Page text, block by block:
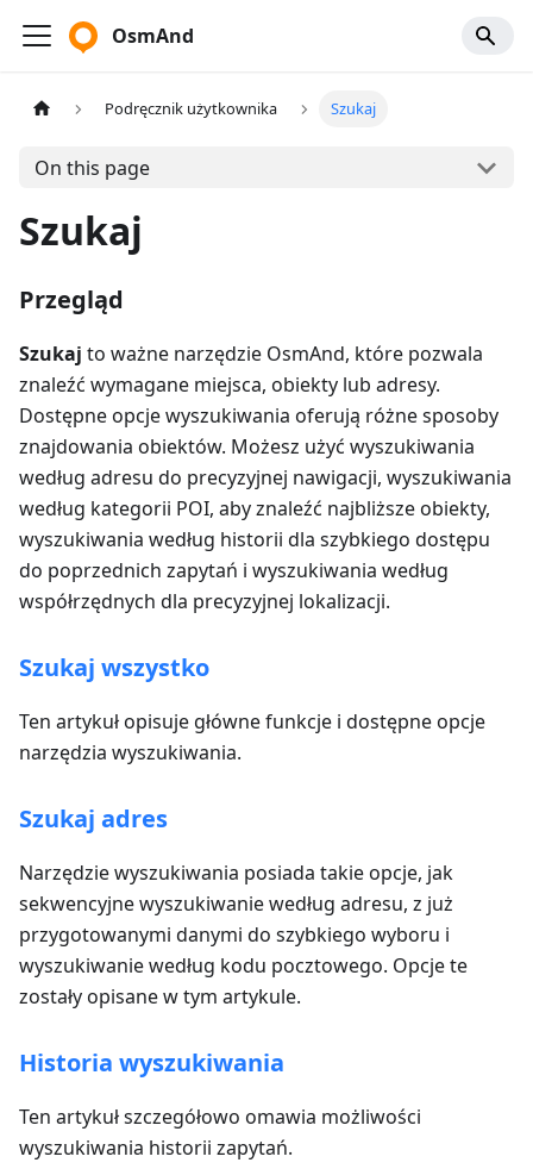
OsmAnd
Podręcznik użytkownika Szukaj
On this page
Szukaj
Przegląd
Szukaj to ważne narzędzie OsmAnd, które pozwala
znaleźć wymagane miejsca, obiekty lub adresy.
Dostępne opcje wyszukiwania oferują różne sposoby
znajdowania obiektów. Możesz użyć wyszukiwania
według adresu do precyzyjnej nawigacji, wyszukiwania
według kategorii POI, aby znaleźć najbliższe obiekty,
wyszukiwania według historii dla szybkiego dostępu
do poprzednich zapytań i wyszukiwania według
współrzędnych dla precyzyjnej lokalizacji.
Szukaj wszystko
Ten artykuł opisuje główne funkcje i dostępne opcje
narzędzia wyszukiwania.
Szukaj adres
Narzędzie wyszukiwania posiada takie opcje, jak
sekwencyjne wyszukiwanie według adresu, z już
przygotowanymi danymi do szybkiego wyboru i
wyszukiwanie według kodu pocztowego. Opcje te
zostały opisane w tym artykule.
Historia wyszukiwania
Ten artykuł szczegółowo omawia możliwości
wyszukiwania historii zapytań.